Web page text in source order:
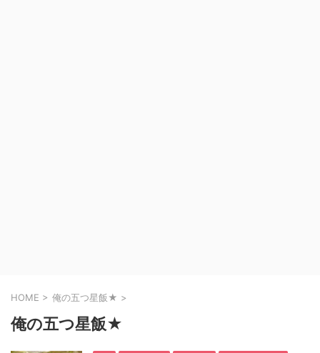
HOME > 俺の五つ星飯★ >
俺の五つ星飯★